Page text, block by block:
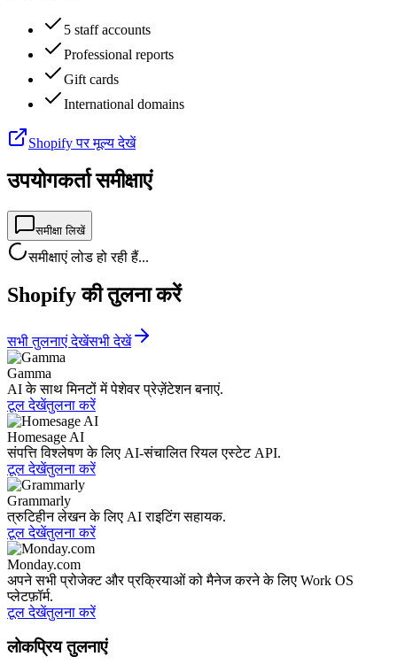
5 staff accounts
Professional reports
Gift cards
International domains
Shopify पर मूल्य देखें
उपयोगकर्ता समीक्षाएं
समीक्षा लिखें
समीक्षाएं लोड हो रही हैं...
Shopify की तुलना करें
सभी तुलनाएं देखेंसभी देखें
Gamma
AI के साथ मिनटों में पेशेवर प्रेज़ेंटेशन बनाएं.
टूल देखेंतुलना करें
Homesage AI
संपत्ति विश्लेषण के लिए AI-संचालित रियल एस्टेट API.
टूल देखेंतुलना करें
Grammarly
त्रुटिहीन लेखन के लिए AI राइटिंग सहायक.
टूल देखेंतुलना करें
Monday.com
अपने सभी प्रोजेक्ट और प्रक्रियाओं को मैनेज करने के लिए Work OS
प्लेटफ़ॉर्म.
टूल देखेंतुलना करें
लोकप्रिय तुलनाएं